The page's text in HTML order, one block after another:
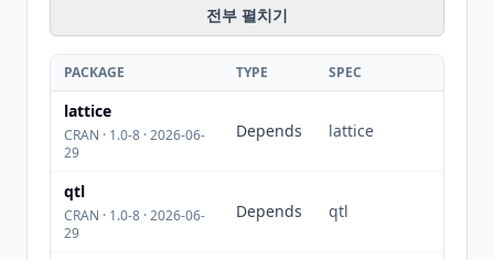
전부 펼치기
PACKAGE TYPE SPEC
lattice
CRAN · 1.0-8 · 2026-06-
29
Depends lattice
qtl
CRAN · 1.0-8 · 2026-06-
29
Depends qtl